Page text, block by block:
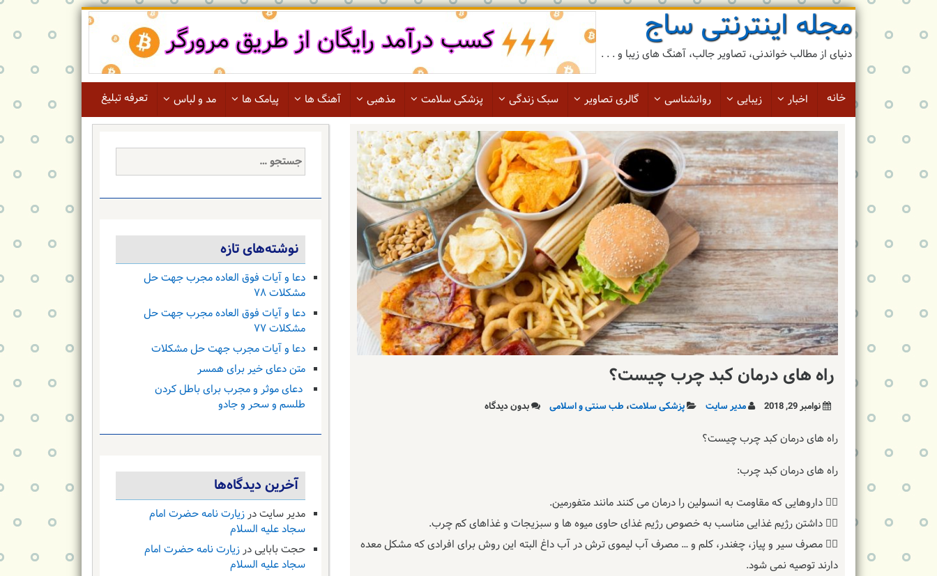
رد
کردن
رفتن
مطلب
مجله اینترنتی ساج
دنیای از مطالب خواندنی، تصاویر جالب، آهنگ های زیبا و . . .
خانه اخبار زیبایی روانشناسی گالری تصاویر سبک زندگی پزشکی سلامت مذهبی آهنگ ها پیامک ها مد و لباس تعرفه تبلیغ
راه های درمان کبد چرب چیست؟
نوامبر 29, 2018 مدیر سایت پزشکی سلامت، طب سنتی و اسلامی بدون دیدگاه
راه های درمان کبد چرب چیست؟
راه های درمان کبد چرب:
۱⃣ داروهایی که مقاومت به انسولین را درمان می کنند مانند متفورمین.
۲⃣ داشتن رژیم غذایی مناسب به خصوص رژیم غذای حاوی میوه ها و سبزیجات و غذاهای کم چرب.
۳⃣ مصرف سیر و پیاز، چغندر، کلم و … مصرف آب لیموی ترش در آب داغ البته این روش برای افرادی که مشکل معده
دارند توصیه نمی شود.
جستجو
برای:
نوشته‌های تازه
دعا و آیات فوق العاده مجرب جهت حل
مشکلات ۷۸
دعا و آیات فوق العاده مجرب جهت حل
مشکلات ۷۷
دعا و آیات مجرب جهت حل مشکلات
متن دعای خیر برای همسر
دعای موثر و مجرب برای باطل کردن
طلسم و سحر و جادو
آخرین دیدگاه‌ها
مدیر سایتدرزیارت نامه حضرت امام
سجاد علیه السلام
حجت باباییدرزیارت نامه حضرت امام
سجاد علیه السلام